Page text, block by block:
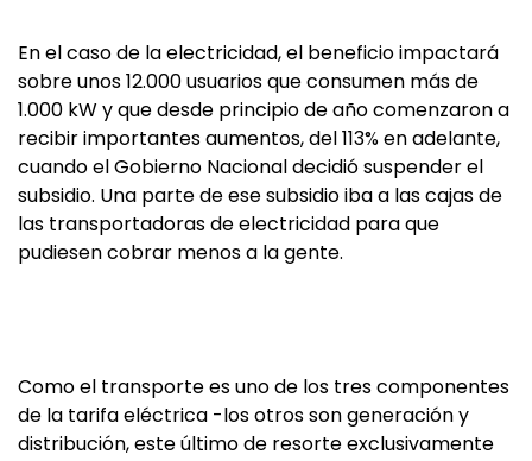
En el caso de la electricidad, el beneficio impactará
sobre unos 12.000 usuarios que consumen más de
1.000 kW y que desde principio de año comenzaron a
recibir importantes aumentos, del 113% en adelante,
cuando el Gobierno Nacional decidió suspender el
subsidio. Una parte de ese subsidio iba a las cajas de
las transportadoras de electricidad para que
pudiesen cobrar menos a la gente.
Como el transporte es uno de los tres componentes
de la tarifa eléctrica -los otros son generación y
distribución, este último de resorte exclusivamente